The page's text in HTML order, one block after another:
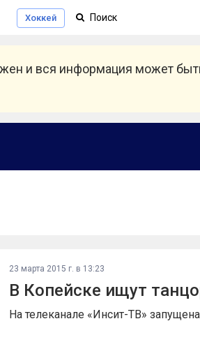
Хоккей
и вся информация может
23 марта 2015 г. в 13:23
В Копейске ищут
На телеканале «Инсит-ТВ»